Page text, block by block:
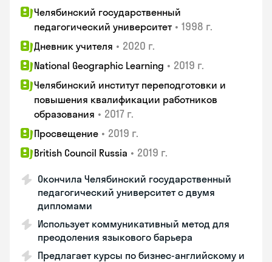
Челябинский государственный
педагогический университет • 1998 г.
Дневник учителя • 2020 г.
National Geographic Learning • 2019 г.
Челябинский институт переподготовки и
повышения квалификации работников
образования • 2017 г.
Просвещение • 2019 г.
British Council Russia • 2019 г.
Окончила Челябинский государственный
педагогический университет с двумя
дипломами
Использует коммуникативный метод для
преодоления языкового барьера
Предлагает курсы по бизнес-английскому и